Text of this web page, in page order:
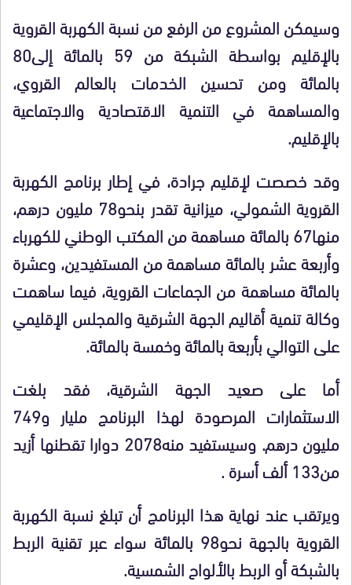
وسيمكن المشروع من الرفع من نسبة الكهربة القروية
بالإقليم بواسطة الشبكة من 59 بالمائة إلى80
بالمائة ومن تحسين الخدمات بالعالم القروي،
والمساهمة في التنمية الاقتصادية والاجتماعية
بالإقليم.
وقد خصصت لإقليم جرادة، في إطار برنامج الكهربة
القروية الشمولي، ميزانية تقدر بنحو78 مليون درهم،
منها67 بالمائة مساهمة من المكتب الوطني للكهرباء
وأربعة عشر بالمائة مساهمة من المستفيدين، وعشرة
بالمائة مساهمة من الجماعات القروية، فيما ساهمت
وكالة تنمية أقاليم الجهة الشرقية والمجلس الإقليمي
على التوالي بأربعة بالمائة وخمسة بالمائة.
أما على صعيد الجهة الشرقية، فقد بلغت
الاستثمارات المرصودة لهذا البرنامج مليار و749
مليون درهم. وسيستفيد منه2078 دوارا تقطنها أزيد
من133 ألف أسرة .
ويرتقب عند نهاية هذا البرنامج أن تبلغ نسبة الكهربة
القروية بالجهة نحو98 بالمائة سواء عبر تقنية الربط
بالشبكة أو الربط بالألواح الشمسية.